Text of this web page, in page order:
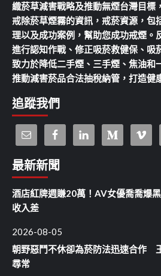
織菸草減害戰略及推動無煙台灣目標
戒除菸草煙霧的資訊，戒菸資源，包
理以及成功案例，幫助您成功戒煙。
進行認知作戰、修正吸菸救健保、吸
致力於降低二手煙、三手煙、焦油和
推動減害菸品合法抽稅納管，打造健
追蹤我們
最新新聞
酒店紅牌週賺20萬！AV女優喬喬爆
收入差
2026-08-05
朝野惡鬥不休卻為菸防法迅速合作
尋常